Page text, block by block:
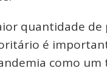
quantidade de
é
como um